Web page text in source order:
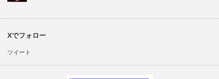
Xでフォロー
ツイート